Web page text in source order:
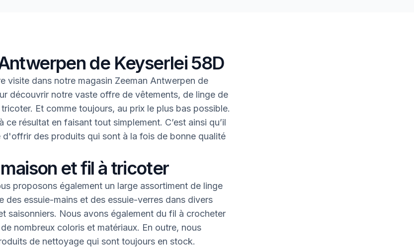
de Keyserlei 58D
visite dans notre magasin Zeeman Antwerpen de
découvrir notre vaste offre de vêtements, de linge de
Et comme toujours, au prix le plus bas possible.
ce résultat en faisant tout simplement. C’est ainsi qu’il
d'offrir des produits qui sont à la fois de bonne qualité
et fil à tricoter
proposons également un large assortiment de linge
des essuie-mains et des essuie-verres dans divers
saisonniers. Nous avons également du fil à crocheter
nombreux coloris et matériaux. En outre, nous
de nettoyage qui sont toujours en stock.